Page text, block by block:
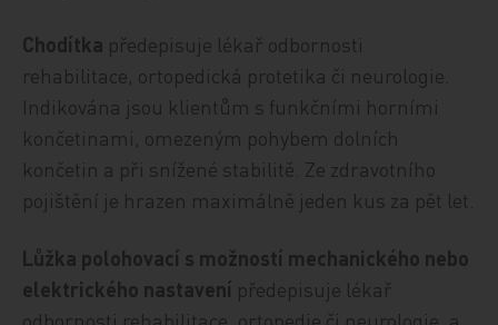
Chodítka předepisuje lékař odbornosti
rehabilitace, ortopedická protetika či neurologie.
Indikována jsou klientům s funkčními horními
končetinami, omezeným pohybem dolních
končetin a při snížené stabilitě. Ze zdravotního
pojištění je hrazen maximálně jeden kus za pět let.
Lůžka polohovací s možností mechanického nebo
elektrického nastavení předepisuje lékař